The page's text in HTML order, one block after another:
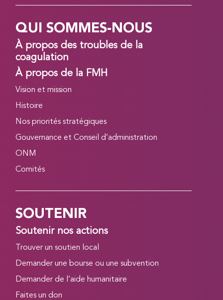
QUI SOMMES-NOUS
À propos des troubles de la
coagulation
À propos de la FMH
Vision et mission
Histoire
Nos priorités stratégiques
Gouvernance et Conseil d’administration
ONM
Comités
SOUTENIR
Soutenir nos actions
Trouver un soutien local
Demander une bourse ou une subvention
Demander de l’aide humanitaire
Faites un don